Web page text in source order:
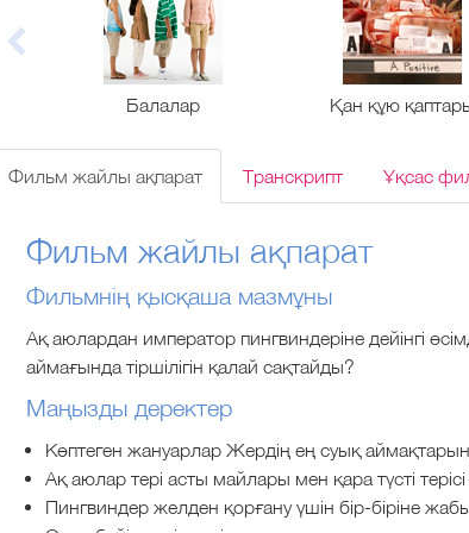
Балалар Қан құю
Фильм жайлы ақпарат Транскрипт Ұқсас
Фильм жайлы ақпарат
Фильмнің қысқаша мазмұны
Ақ аюлардан император пингвиндеріне дейінгі
аймағында тіршілігін қалай сақтайды?
Маңызды деректер
Көптеген жануарлар Жердің ең суық
Ақ аюлар тері асты майлары мен қара түсті
Пингвиндер желден қорғану үшін бір-біріне